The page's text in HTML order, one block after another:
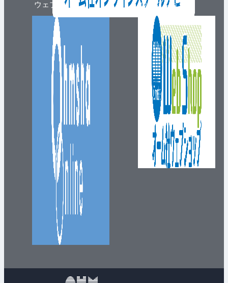
ウェブマガジン ウェブショップ